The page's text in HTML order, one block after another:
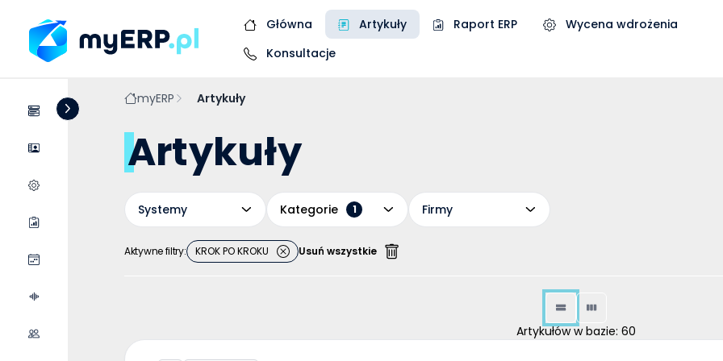
Główna Artykuły Raport ERP
Wycena wdrożenia
Konsultacje
Systemy
myERP Artykuły
Artykuły
Aktywne filtry: Usuń wszystkie
KROK PO KROKU
Systemy Kategorie 1 Firmy
Artykułów w bazie: 60